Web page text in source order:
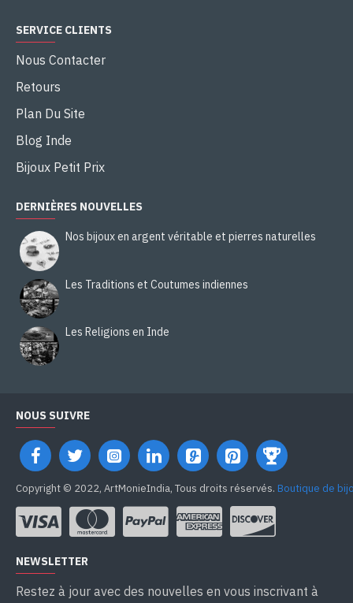
SERVICE CLIENTS
Nous Contacter
Retours
Plan Du Site
Blog Inde
Bijoux Petit Prix
DERNIÈRES NOUVELLES
Nos bijoux en argent véritable et pierres naturelles
Les Traditions et Coutumes indiennes
Les Religions en Inde
NOUS SUIVRE
Copyright © 2022, ArtMonieIndia, Tous droits réservés. Boutique de
NEWSLETTER
Restez à jour avec des nouvelles en vous inscrivant à